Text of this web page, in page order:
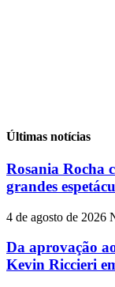
Últimas notícias
Rosania Rocha
grandes
4 de agosto de 2026
Da aprovação
Kevin Riccieri